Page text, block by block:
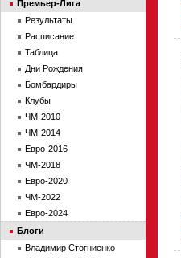
Премьер-Лига
Результаты
Расписание
Таблица
Дни Рождения
Бомбардиры
Клубы
ЧМ-2010
ЧМ-2014
Евро-2016
ЧМ-2018
Евро-2020
ЧМ-2022
Евро-2024
Блоги
Владимир Стогниенко